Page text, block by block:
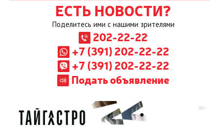
ЕСТЬ НОВОСТИ?
Поделитесь ими с нашими зрителями
202-22-22
+7 (391) 202-22-22
+7 (391) 202-22-22
Подать объявление